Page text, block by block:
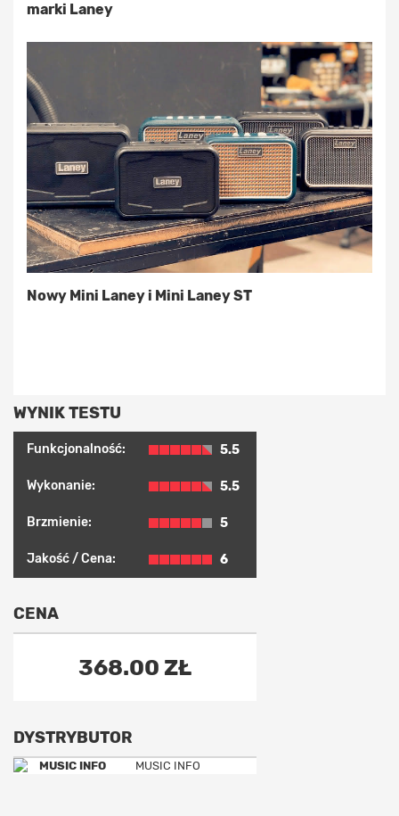
marki Laney
Nowy Mini Laney i Mini Laney ST
WYNIK TESTU
Funkcjonalność: 5.5
Wykonanie: 5.5
Brzmienie: 5
Jakość / Cena: 6
CENA
368.00 ZŁ
DYSTRYBUTOR
MUSIC INFO